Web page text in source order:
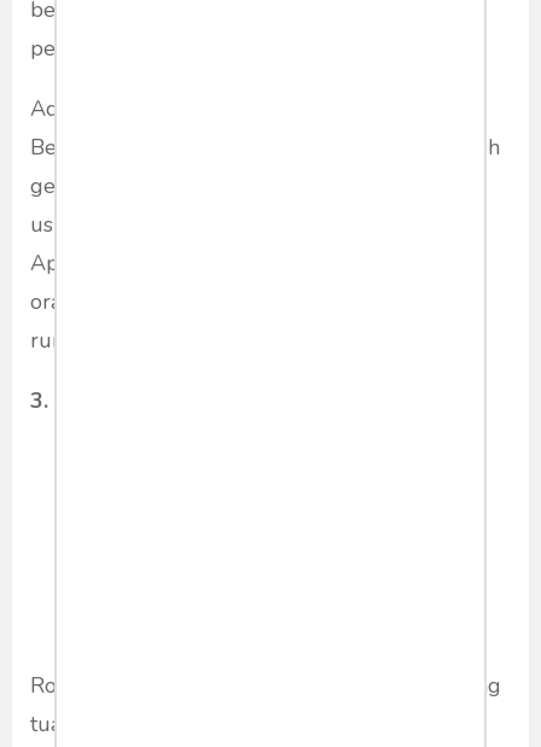
berbagai bentuk, dan sering kali terjadi secara
perlahan seiring waktu.
Ada rasa sakit untuk tua dan muda di bahu ini.
Bedanya, untuk usia muda bisa disebabkan oleh
gerakan tubuh yang jarang, sedangkan untuk
usia tua bisa karena penurunan fungsi tubuh.
Apalagi di masa pandemi seperti sekarang ini,
orang jadi malas untuk beraktivitas karena di
rumah saja.
3. Robekan Tendon
Robekan tendon yang umum terjadi pada orang
tua dan lanjut usia Ciri-ciri orang yang